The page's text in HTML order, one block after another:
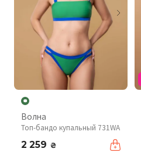
Волна
Топ-бандо купальный 731WA
2 259 ₴